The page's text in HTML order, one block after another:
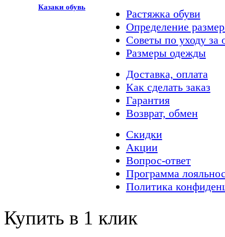
Казаки обувь
Растяжка обуви
Определение
Советы по уходу за
Размеры одежды
Доставка, оплата
Как сделать заказ
Гарантия
Возврат, обмен
Скидки
Акции
Вопрос-ответ
Программа
Политика
Купить в 1 клик